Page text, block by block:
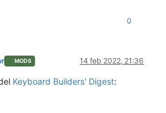
0
MODS 14 feb 2022, 21:36
Keyboard Builders' Digest: